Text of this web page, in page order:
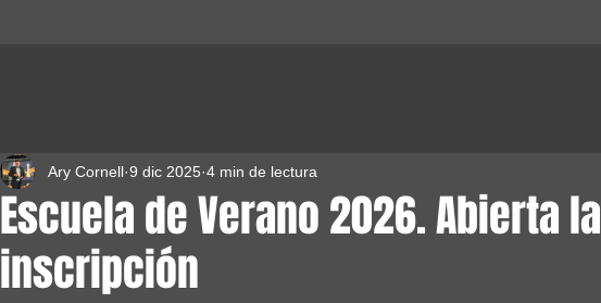
Escuela de Verano 2026. Abierta la
inscripción
Ary Cornell 9 dic 2025 4 min de lectura